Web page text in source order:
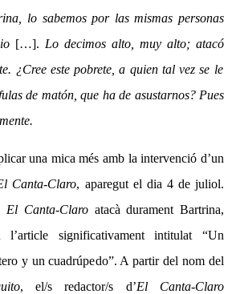
lo sabemos por las mismas personas
[…]. Lo decimos alto, muy alto; atacó
. ¿Cree este pobrete, a quien tal vez se le
de matón, que ha de asustarnos? Pues
una mica més amb la intervenció d’un
Canta-Claro, aparegut el dia 4 de juliol.
El Canta-Claro atacà durament Bartrina,
significativament intitulat “Un
y un cuadrúpedo”. A partir del nom del
, el/s redactor/s d’El Canta-Claro